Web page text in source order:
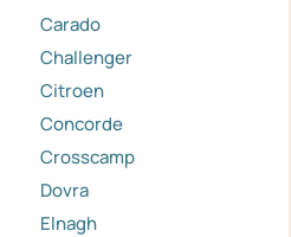
Carado
Challenger
Citroen
Concorde
Crosscamp
Dovra
Elnagh